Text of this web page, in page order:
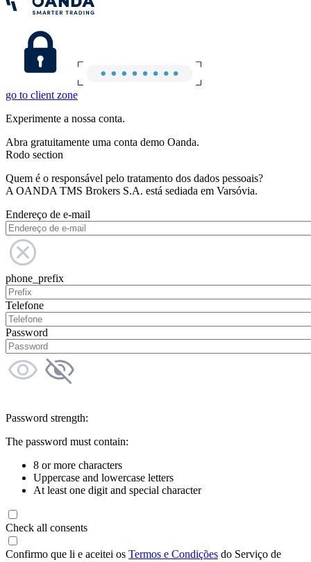
go to client zone
Experimente a nossa conta.
Abra gratuitamente uma conta demo Oanda.
Rodo section
Quem é o responsável pelo tratamento dos dados pessoais?
A OANDA TMS Brokers S.A. está sediada em Varsóvia.
Endereço de e-mail
phone_prefix
Telefone
Password
Password strength:
The password must contain:
8 or more characters
Uppercase and lowercase letters
At least one digit and special character
Check all consents
Confirmo que li e aceitei os Termos e Condições do Serviço de